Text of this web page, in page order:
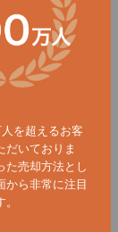
を超えるお客
だいておりま
た売却方法とし
から非常に注目